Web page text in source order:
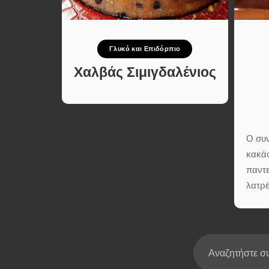
Σούπες
Συνταγές
Γλυκό και Επιδόρπιο
Χαλβάς Σιμιγδαλένιος
Ο